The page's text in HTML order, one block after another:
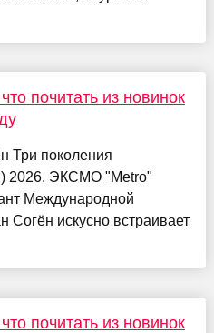
почитать из новинок
Три поколения
2026. ЭКСМО "Metro"
Международной
Согён искусно встраивает
почитать из новинок